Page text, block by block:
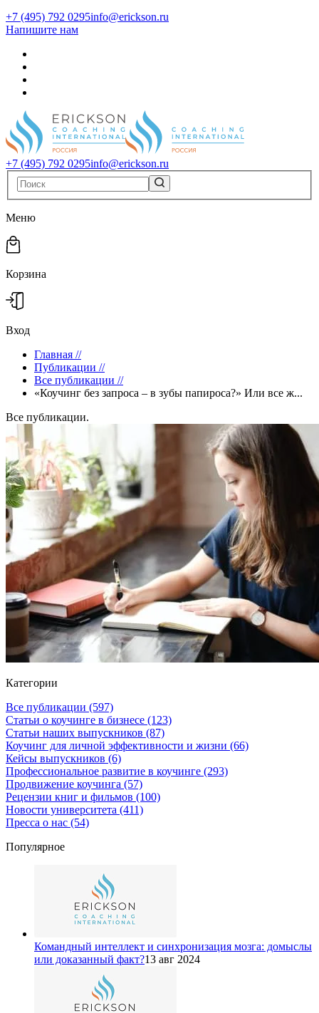
+7 (495) 792 0295info@erickson.ru
Напишите нам
+7 (495) 792 0295info@erickson.ru
Меню
Корзина
Вход
Главная //
Публикации //
Все публикации //
«Коучинг без запроса – в зубы папироса?» Или все ж...
Все публикации.
Категории
Все публикации (597)
Статьи о коучинге в бизнесе (123)
Статьи наших выпускников (87)
Коучинг для личной эффективности и жизни (66)
Кейсы выпускников (6)
Профессиональное развитие в коучинге (293)
Продвижение коучинга (57)
Рецензии книг и фильмов (100)
Новости университета (411)
Пресса о нас (54)
Популярное
Командный интеллект и синхронизация мозга: домыслы
или доказанный факт?13 авг 2024